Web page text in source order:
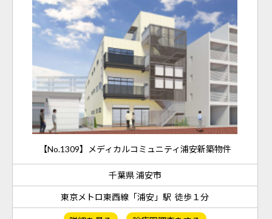
【No.1309】メディカルコミュニティ浦安新築物件
千葉県 浦安市
東京メトロ東西線「浦安」駅 徒歩１分